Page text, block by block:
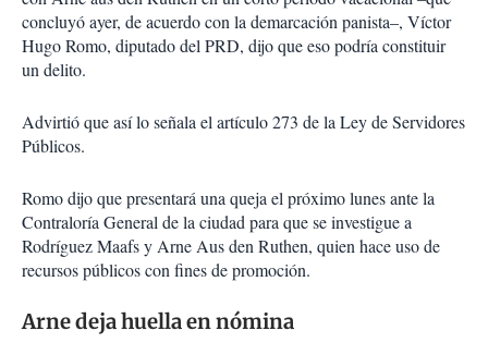
concluyó ayer, de acuerdo con la demarcación panista–, Víctor
Hugo Romo, diputado del PRD, dijo que eso podría constituir
un delito.
Advirtió que así lo señala el artículo 273 de la Ley de Servidores
Públicos.
Romo dijo que presentará una queja el próximo lunes ante la
Contraloría General de la ciudad para que se investigue a
Rodríguez Maafs y Arne Aus den Ruthen, quien hace uso de
recursos públicos con fines de promoción.
Arne deja huella en nómina